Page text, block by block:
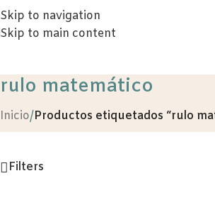
Skip to navigation
Skip to main content
rulo matemático
Inicio/Productos etiquetados “rulo
Filters